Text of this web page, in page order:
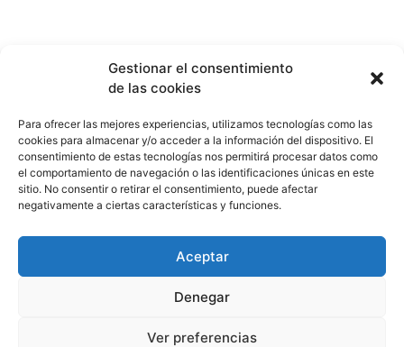
Gestionar el consentimiento
de las cookies
Para ofrecer las mejores experiencias, utilizamos tecnologías como las
cookies para almacenar y/o acceder a la información del dispositivo. El
consentimiento de estas tecnologías nos permitirá procesar datos como
el comportamiento de navegación o las identificaciones únicas en este
sitio. No consentir o retirar el consentimiento, puede afectar
negativamente a ciertas características y funciones.
Aceptar
Denegar
Ver preferencias
Cátedra COGERSA Economía Circular
catedracogersa@uniovi.es
CONTACTO AVISO LEGAL PRIVACIDAD DE DATOS